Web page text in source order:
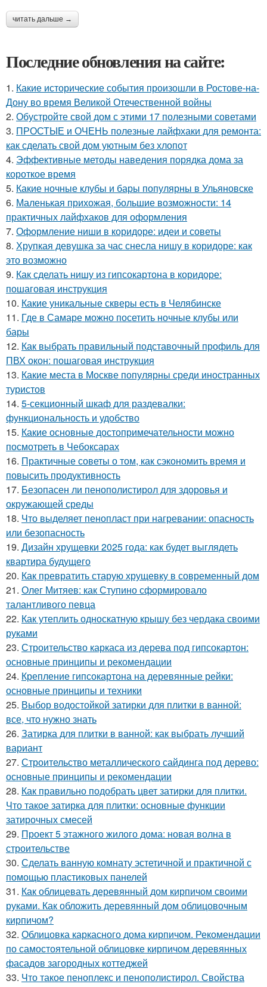
читать дальше →
Последние обновления на сайте:
1. Какие исторические события произошли в Ростове-на-
Дону во время Великой Отечественной войны
2. Обустройте свой дом с этими 17 полезными советами
3. ПРОСТЫЕ и ОЧЕНЬ полезные лайфхаки для ремонта:
как сделать свой дом уютным без хлопот
4. Эффективные методы наведения порядка дома за
короткое время
5. Какие ночные клубы и бары популярны в Ульяновске
6. Маленькая прихожая, большие возможности: 14
практичных лайфхаков для оформления
7. Оформление ниши в коридоре: идеи и советы
8. Хрупкая девушка за час снесла нишу в коридоре: как
это возможно
9. Как сделать нишу из гипсокартона в коридоре:
пошаговая инструкция
10. Какие уникальные скверы есть в Челябинске
11. Где в Самаре можно посетить ночные клубы или
бары
12. Как выбрать правильный подставочный профиль для
ПВХ окон: пошаговая инструкция
13. Какие места в Москве популярны среди иностранных
туристов
14. 5-секционный шкаф для раздевалки:
функциональность и удобство
15. Какие основные достопримечательности можно
посмотреть в Чебоксарах
16. Практичные советы о том, как сэкономить время и
повысить продуктивность
17. Безопасен ли пенополистирол для здоровья и
окружающей среды
18. Что выделяет пенопласт при нагревании: опасность
или безопасность
19. Дизайн хрущевки 2025 года: как будет выглядеть
квартира будущего
20. Как превратить старую хрущевку в современный дом
21. Олег Митяев: как Ступино сформировало
талантливого певца
22. Как утеплить односкатную крышу без чердака своими
руками
23. Строительство каркаса из дерева под гипсокартон:
основные принципы и рекомендации
24. Крепление гипсокартона на деревянные рейки:
основные принципы и техники
25. Выбор водостойкой затирки для плитки в ванной:
все, что нужно знать
26. Затирка для плитки в ванной: как выбрать лучший
вариант
27. Строительство металлического сайдинга под дерево:
основные принципы и рекомендации
28. Как правильно подобрать цвет затирки для плитки.
Что такое затирка для плитки: основные функции
затирочных смесей
29. Проект 5 этажного жилого дома: новая волна в
строительстве
30. Сделать ванную комнату эстетичной и практичной с
помощью пластиковых панелей
31. Как облицевать деревянный дом кирпичом своими
руками. Как обложить деревянный дом облицовочным
кирпичом?
32. Облицовка каркасного дома кирпичом. Рекомендации
по самостоятельной облицовке кирпичом деревянных
фасадов загородных коттеджей
33. Что такое пеноплекс и пенополистирол. Свойства